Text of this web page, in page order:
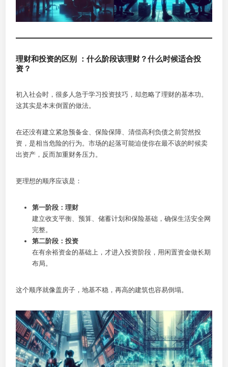
理财和投资的区别 ：什么阶段该理财？什么时候适合投
资？
初入社会时，很多人急于学习投资技巧，却忽略了理财的基本功。
这其实是本末倒置的做法。
在还没有建立紧急预备金、保险保障、清偿高利负债之前贸然投
资，是相当危险的行为。市场的起落可能迫使你在最不该的时候卖
出资产，反而加重财务压力。
更理想的顺序应该是：
第一阶段：理财
建立收支平衡、预算、储蓄计划和保险基础，确保生活安全网
完整。
第二阶段：投资
在有余裕资金的基础上，才进入投资阶段，用闲置资金做长期
布局。
这个顺序就像盖房子，地基不稳，再高的建筑也容易倒塌。